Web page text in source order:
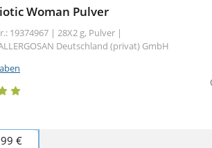
Woman Pulver
19374967 | 28X2 g, Pulver |
Deutschland (privat) GmbH
€